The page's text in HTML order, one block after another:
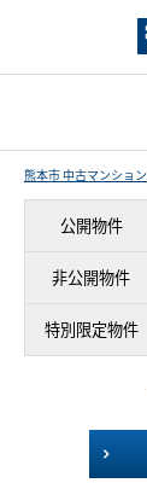
熊本市 中古マンション
公開物件
非公開物件
特別限定物件